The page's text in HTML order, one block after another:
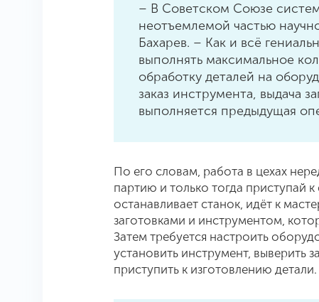
– В Советском Союзе
неотъемлемой частью
Бахарев. – Как и всё
выполнять максимальное
обработку деталей на
заказ инструмента, выдача
выполняется предыдущая
По его словам, работа в цехах
партию и только тогда приступай
останавливает станок, идёт к
заготовками и инструментом,
Затем требуется настроить
установить инструмент, выверить
приступить к изготовлению детали.